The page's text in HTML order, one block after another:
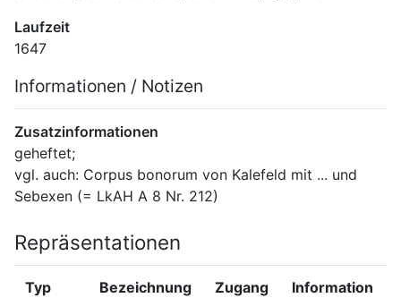
Laufzeit
1647
Informationen / Notizen
Zusatzinformationen
geheftet;
vgl. auch: Corpus bonorum von Kalefeld mit ... und
Sebexen (= LkAH A 8 Nr. 212)
Repräsentationen
Typ Bezeichnung Zugang Information